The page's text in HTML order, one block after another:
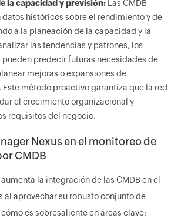
la capacidad y previsión:Las CMDB
históricos sobre el rendimiento y de
a la planeación de la capacidad y la
las tendencias y patrones, los
pueden predecir futuras necesidades de
mejoras o expansiones de
método proactivo garantiza que la red
el crecimiento organizacional y
requisitos del negocio.
Nexus en el monitoreo de
CMDB
la integración de las CMDB en el
al aprovechar su robusto conjunto de
es sobresaliente en áreas clave: